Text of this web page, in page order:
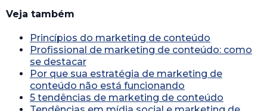
Veja também
Princípios do marketing de conteúdo
Profissional de marketing de conteúdo: como
se destacar
Por que sua estratégia de marketing de
conteúdo não está funcionando
5 tendências de marketing de conteúdo